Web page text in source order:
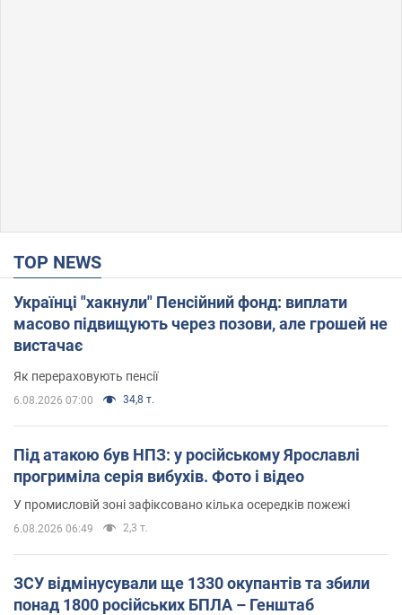
TOP NEWS
Українці "хакнули" Пенсійний фонд: виплати
масово підвищують через позови, але грошей не
вистачає
Як перераховують пенсії
6.08.2026 07:00 34,8 т.
Під атакою був НПЗ: у російському Ярославлі
прогриміла серія вибухів. Фото і відео
У промисловій зоні зафіксовано кілька осередків пожежі
6.08.2026 06:49 2,3 т.
ЗСУ відмінусували ще 1330 окупантів та збили
понад 1800 російських БПЛА – Генштаб